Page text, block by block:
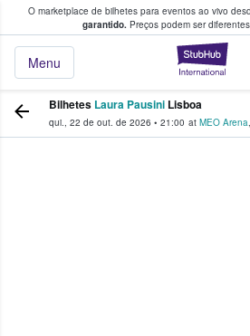
O marketplace de bilhetes para eventos ao vivo
garantido.Preços podem ser
Menu
fãs compram e
Bilhetes Laura Pausini Lisboa
qui., 22 de out. de 2026 • 21:00 at MEO Arena,